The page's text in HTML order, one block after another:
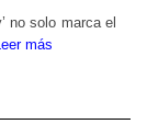
no solo marca el
más